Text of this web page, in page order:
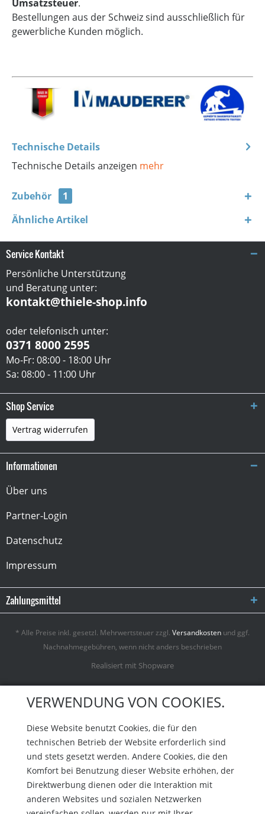
Umsatzsteuer.
Bestellungen aus der Schweiz sind ausschließlich für
gewerbliche Kunden möglich.
Technische Details
Technische Details anzeigen mehr
Zubehör
1
Ähnliche Artikel
Service Kontakt
Persönliche Unterstützung
und Beratung unter:
kontakt@thiele-shop.info
oder telefonisch unter:
0371 8000 2595
Mo-Fr: 08:00 - 18:00 Uhr
Sa: 08:00 - 11:00 Uhr
Shop Service
Vertrag widerrufen
Informationen
Über uns
Partner-Login
Datenschutz
Impressum
Zahlungsmittel
* Alle Preise inkl. gesetzl. Mehrwertsteuer zzgl. Versandkosten und ggf.
Nachnahmegebühren, wenn nicht anders beschrieben
Realisiert mit Shopware
VERWENDUNG VON COOKIES.
Diese Website benutzt Cookies, die für den
technischen Betrieb der Website erforderlich sind
und stets gesetzt werden. Andere Cookies, die den
Komfort bei Benutzung dieser Website erhöhen, der
Direktwerbung dienen oder die Interaktion mit
anderen Websites und sozialen Netzwerken